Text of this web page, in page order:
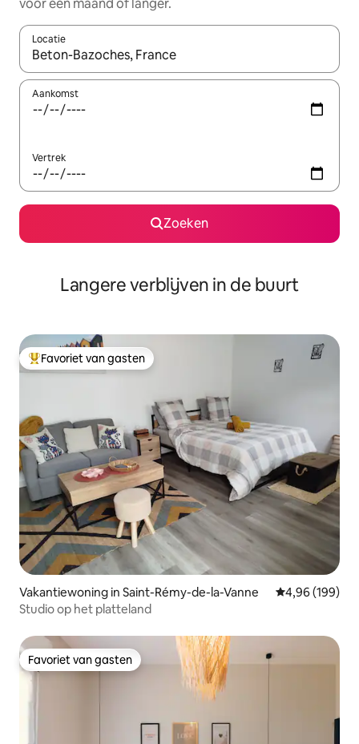
Locatie
Wanneer er resultaten beschikbaar zijn, maak je een keuze
Aankomst
Vertrek
Zoeken
Langere verblijven in de buurt
Topfavoriet van gasten
Favoriet van gasten
Vakantiewoning in Saint-Rémy-de-la-Vanne Gemiddelde
4,96 (199)
Studio op het platteland
Favoriet van gasten
Favoriet van gasten